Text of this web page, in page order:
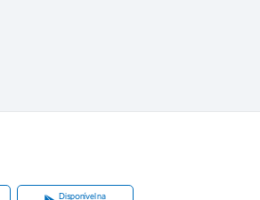
Disponível na